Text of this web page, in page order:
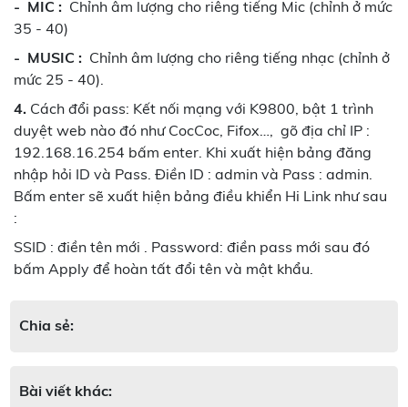
- MIC : Chỉnh âm lượng cho riêng tiếng Mic (chỉnh ở mức
35 - 40)
- MUSIC : Chỉnh âm lượng cho riêng tiếng nhạc (chỉnh ở
mức 25 - 40).
4. Cách đổi pass: Kết nối mạng với K9800, bật 1 trình
duyệt web nào đó như CocCoc, Fifox…, gõ địa chỉ IP :
192.168.16.254 bấm enter. Khi xuất hiện bảng đăng
nhập hỏi ID và Pass. Điền ID : admin và Pass : admin.
Bấm enter sẽ xuất hiện bảng điều khiển Hi Link như sau
:
SSID : điền tên mới . Password: điền pass mới sau đó
bấm Apply để hoàn tất đổi tên và mật khẩu.
Chia sẻ:
Bài viết khác: